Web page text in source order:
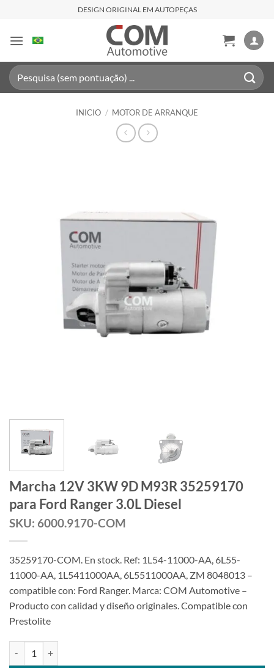
contenido
DESIGN ORIGINAL EM AUTOPEÇAS
Buscar
por:
INICIO / MOTOR DE ARRANQUE
Marcha 12V 3KW 9D M93R 35259170
para Ford Ranger 3.0L Diesel
SKU: 6000.9170-COM
35259170-COM. En stock. Ref: 1L54-11000-AA, 6L55-
11000-AA, 1L5411000AA, 6L5511000AA, ZM 8048013 –
compatible con: Ford Ranger. Marca: COM Automotive –
Producto con calidad y diseño originales. Compatible con
Prestolite